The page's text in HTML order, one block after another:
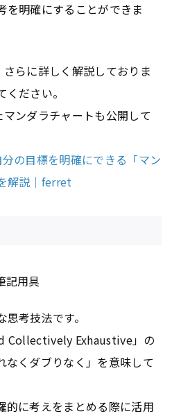
を明確にすることができま
らに詳しく解説しておりま
ださい。
ンダラチャートも公開して
の目標を明確にできる「マン
解説｜ferret
記用具
考技法です。
Collectively Exhaustive」の
なくダブりなく」を意味して
的に考えをまとめる際に活用